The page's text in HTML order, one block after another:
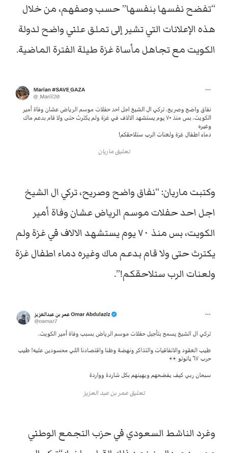
“تفضح نفسها بنفسها” حسب وصفهم، من خلال
هذه الإعلانات التي تشير إلى تملق علني واضح لدولة
الكويت مع تجاهل مأساة غزة طيلة الفترة الماضية.
تعليق ماريان
وكتبت ماريان: “نفاق واضح وصريح، تركي ال الشيخ
اجل احد حفلات موسم الرياض عشان وفاة أمير
الكويت، بس منذ ٧٠ يوم يستشهد الالاف في غزة ولم
يكترث حتى ولا قام بدعم ماك وغيره دماء اطفال غزة
ولعنات الرب ستلاحقكم!”.
تعليق عمر بن عبد العزيز
وغرد الناشط السعودي في حزب التجمع الوطني